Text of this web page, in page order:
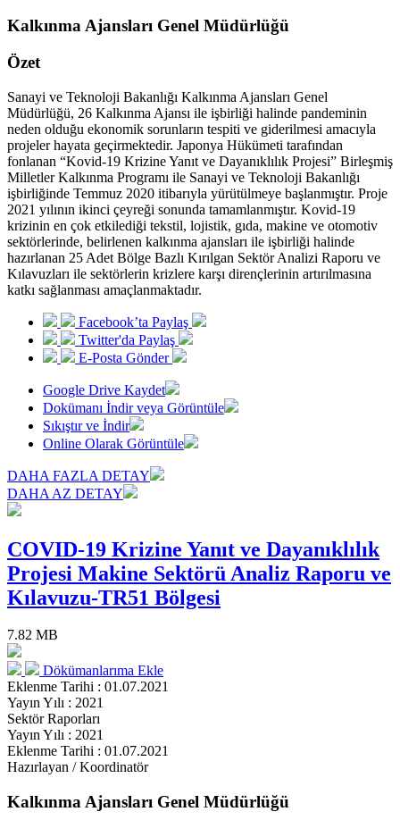
Kalkınma Ajansları Genel Müdürlüğü
Özet
Sanayi ve Teknoloji Bakanlığı Kalkınma Ajansları Genel
Müdürlüğü, 26 Kalkınma Ajansı ile işbirliği halinde pandeminin
neden olduğu ekonomik sorunların tespiti ve giderilmesi amacıyla
projeler hayata geçirmektedir. Japonya Hükümeti tarafından
fonlanan “Kovid-19 Krizine Yanıt ve Dayanıklılık Projesi” Birleşmiş
Milletler Kalkınma Programı ile Sanayi ve Teknoloji Bakanlığı
işbirliğinde Temmuz 2020 itibarıyla yürütülmeye başlanmıştır. Proje
2021 yılının ikinci çeyreği sonunda tamamlanmıştır. Kovid-19
krizinin en çok etkilediği tekstil, lojistik, gıda, makine ve otomotiv
sektörlerinde, belirlenen kalkınma ajansları ile işbirliği halinde
hazırlanan 25 Adet Bölge Bazlı Kırılgan Sektör Analizi Raporu ve
Kılavuzları ile sektörlerin krizlere karşı dirençlerinin artırılmasına
katkı sağlanması amaçlanmaktadır.
Facebook’ta Paylaş
Twitter'da Paylaş
E-Posta Gönder
Google Drive Kaydet
Dokümanı İndir veya Görüntüle
Sıkıştır ve İndir
Online Olarak Görüntüle
DAHA FAZLA DETAY
DAHA AZ DETAY
COVID-19 Krizine Yanıt ve Dayanıklılık
Projesi Makine Sektörü Analiz Raporu ve
Kılavuzu-TR51 Bölgesi
7.82 MB
Dökümanlarıma Ekle
Eklenme Tarihi : 01.07.2021
Yayın Yılı : 2021
Sektör Raporları
Yayın Yılı : 2021
Eklenme Tarihi : 01.07.2021
Hazırlayan / Koordinatör
Kalkınma Ajansları Genel Müdürlüğü